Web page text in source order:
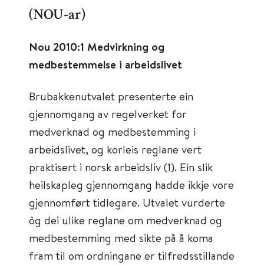
(NOU-ar)
Nou 2010:1 Medvirkning og
medbestemmelse i arbeidslivet
Brubakkenutvalet presenterte ein
gjennomgang av regelverket for
medverknad og medbestemming i
arbeidslivet, og korleis reglane vert
praktisert i norsk arbeidsliv (1). Ein slik
heilskapleg gjennomgang hadde ikkje vore
gjennomført tidlegare. Utvalet vurderte
òg dei ulike reglane om medverknad og
medbestemming med sikte på å koma
fram til om ordningane er tilfredsstillande